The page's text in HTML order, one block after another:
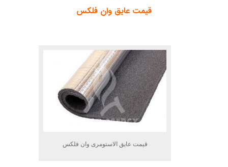
قیمت عایق وان فلکس
قیمت عایق الاستومری وان فلکس